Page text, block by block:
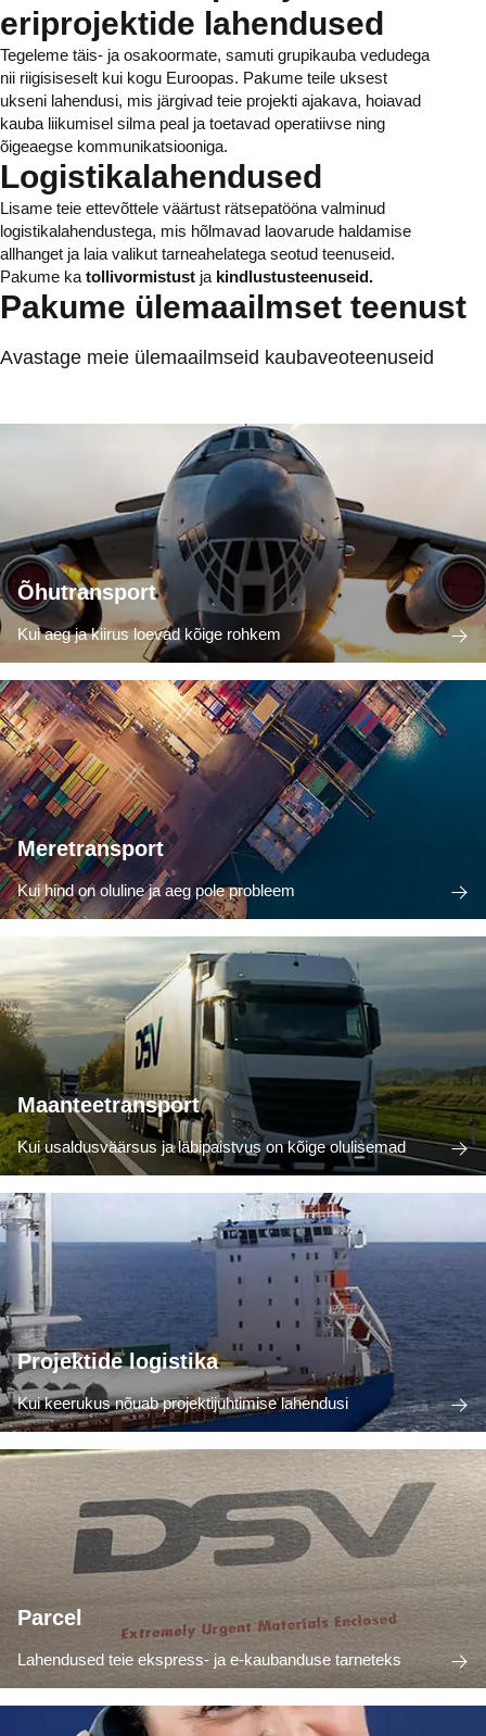
eriprojektide lahendused
Tegeleme täis- ja osakoormate, samuti grupikauba vedudega
nii riigisiseselt kui kogu Euroopas. Pakume teile uksest
ukseni lahendusi, mis järgivad teie projekti ajakava, hoiavad
kauba liikumisel silma peal ja toetavad operatiivse ning
õigeaegse kommunikatsiooniga.
Logistikalahendused
Lisame teie ettevõttele väärtust rätsepatööna valminud
logistikalahendustega, mis hõlmavad laovarude haldamise
allhanget ja laia valikut tarneahelatega seotud teenuseid.
Pakume ka tollivormistust ja kindlustusteenuseid.
Pakume ülemaailmset teenust
Avastage meie ülemaailmseid kaubaveoteenuseid
Õhutransport
Kui aeg ja kiirus loevad kõige rohkem
Meretransport
Kui hind on oluline ja aeg pole probleem
Maanteetransport
Kui usaldusväärsus ja läbipaistvus on kõige olulisemad
Projektide logistika
Kui keerukus nõuab projektijuhtimise lahendusi
Parcel
Lahendused teie ekspress- ja e-kaubanduse tarneteks